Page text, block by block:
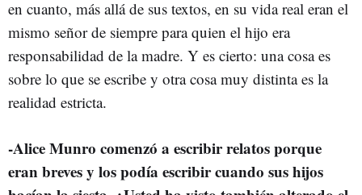
en cuanto, más allá de sus textos, en su vida real eran el
mismo señor de siempre para quien el hijo era
responsabilidad de la madre. Y es cierto: una cosa es
sobre lo que se escribe y otra cosa muy distinta es la
realidad estricta.
-Alice Munro comenzó a escribir relatos porque
eran breves y los podía escribir cuando sus hijos